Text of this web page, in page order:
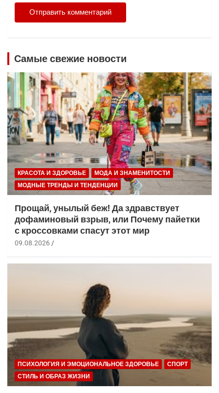
Самые свежие новости
КРАСОТА И ЗДОРОВЬЕ
МОДА И ЗНАМЕНИТОСТИ
МОДНЫЕ ТРЕНДЫ И ТЕНДЕНЦИИ
Прощай, унылый беж! Да здравствует
дофаминовый взрыв, или Почему пайетки
с кроссовками спасут этот мир
09.08.2026
ПСИХОЛОГИЯ И ЭМОЦИОНАЛЬНОЕ ЗДОРОВЬЕ
СПОРТ
СТИЛЬ И ОБРАЗ ЖИЗНИ